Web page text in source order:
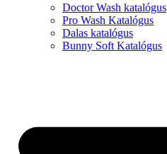
Doctor Wash katalógus
Pro Wash Katalógus
Dalas katalógus
Bunny Soft Katalógus